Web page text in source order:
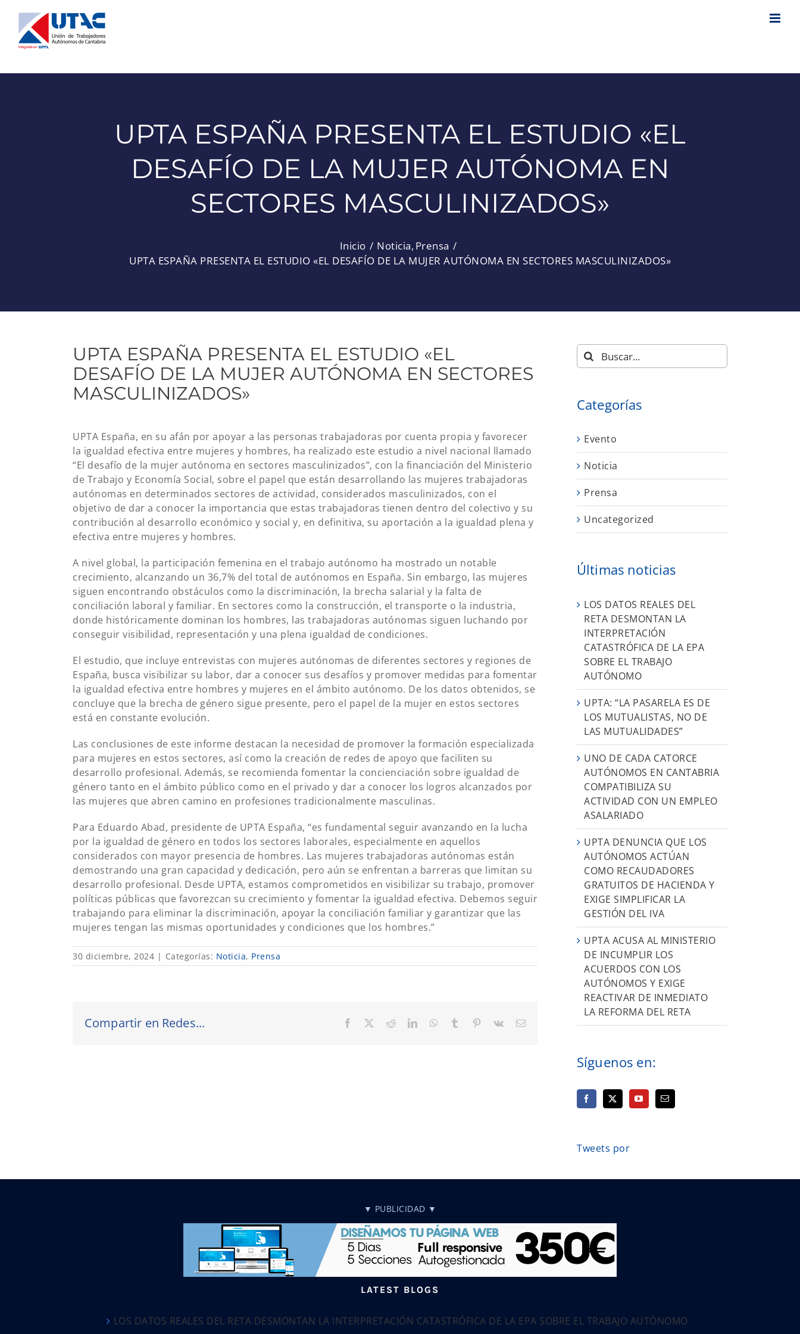
contenido
UPTA ESPAÑA PRESENTA EL ESTUDIO «EL
DESAFÍO DE LA MUJER AUTÓNOMA EN
SECTORES MASCULINIZADOS»
Inicio Noticia Prensa
UPTA ESPAÑA PRESENTA EL ESTUDIO «EL DESAFÍO DE LA MUJER AUTÓNOMA EN SECTORES MASCULINIZADOS»
UPTA ESPAÑA PRESENTA EL ESTUDIO «EL
DESAFÍO DE LA MUJER AUTÓNOMA EN SECTORES
MASCULINIZADOS»
UPTA España, en su afán por apoyar a las personas trabajadoras por cuenta propia y favorecer
la igualdad efectiva entre mujeres y hombres, ha realizado este estudio a nivel nacional llamado
“El desafío de la mujer autónoma en sectores masculinizados”, con la financiación del Ministerio
de Trabajo y Economía Social, sobre el papel que están desarrollando las mujeres trabajadoras
autónomas en determinados sectores de actividad, considerados masculinizados, con el
objetivo de dar a conocer la importancia que estas trabajadoras tienen dentro del colectivo y su
contribución al desarrollo económico y social y, en definitiva, su aportación a la igualdad plena y
efectiva entre mujeres y hombres.
A nivel global, la participación femenina en el trabajo autónomo ha mostrado un notable
crecimiento, alcanzando un 36,7% del total de autónomos en España. Sin embargo, las mujeres
siguen encontrando obstáculos como la discriminación, la brecha salarial y la falta de
conciliación laboral y familiar. En sectores como la construcción, el transporte o la industria,
donde históricamente dominan los hombres, las trabajadoras autónomas siguen luchando por
conseguir visibilidad, representación y una plena igualdad de condiciones.
El estudio, que incluye entrevistas con mujeres autónomas de diferentes sectores y regiones de
España, busca visibilizar su labor, dar a conocer sus desafíos y promover medidas para fomentar
la igualdad efectiva entre hombres y mujeres en el ámbito autónomo. De los datos obtenidos, se
concluye que la brecha de género sigue presente, pero el papel de la mujer en estos sectores
está en constante evolución.
Las conclusiones de este informe destacan la necesidad de promover la formación especializada
para mujeres en estos sectores, así como la creación de redes de apoyo que faciliten su
desarrollo profesional. Además, se recomienda fomentar la concienciación sobre igualdad de
género tanto en el ámbito público como en el privado y dar a conocer los logros alcanzados por
las mujeres que abren camino en profesiones tradicionalmente masculinas.
Para Eduardo Abad, presidente de UPTA España, “es fundamental seguir avanzando en la lucha
por la igualdad de género en todos los sectores laborales, especialmente en aquellos
considerados con mayor presencia de hombres. Las mujeres trabajadoras autónomas están
demostrando una gran capacidad y dedicación, pero aún se enfrentan a barreras que limitan su
desarrollo profesional. Desde UPTA, estamos comprometidos en visibilizar su trabajo, promover
políticas públicas que favorezcan su crecimiento y fomentar la igualdad efectiva. Debemos seguir
trabajando para eliminar la discriminación, apoyar la conciliación familiar y garantizar que las
mujeres tengan las mismas oportunidades y condiciones que los hombres.”
30 diciembre, 2024 | Categorías: Noticia, Prensa
Compartir en Redes... Facebook RedditLinkedInWhatsApp
Tumblr Pinterest
Vk
Correo
Buscar:
Categorías
Evento
Noticia
Prensa
Uncategorized
Últimas noticias
LOS DATOS REALES DEL
RETA DESMONTAN LA
INTERPRETACIÓN
CATASTRÓFICA DE LA EPA
SOBRE EL TRABAJO
AUTÓNOMO
UPTA: “LA PASARELA ES DE
LOS MUTUALISTAS, NO DE
LAS MUTUALIDADES”
UNO DE CADA CATORCE
AUTÓNOMOS EN CANTABRIA
COMPATIBILIZA SU
ACTIVIDAD CON UN EMPLEO
ASALARIADO
UPTA DENUNCIA QUE LOS
AUTÓNOMOS ACTÚAN
COMO RECAUDADORES
GRATUITOS DE HACIENDA Y
EXIGE SIMPLIFICAR LA
GESTIÓN DEL IVA
UPTA ACUSA AL MINISTERIO
DE INCUMPLIR LOS
ACUERDOS CON LOS
AUTÓNOMOS Y EXIGE
REACTIVAR DE INMEDIATO
LA REFORMA DEL RETA
Síguenos en:
Tweets por
▼ PUBLICIDAD ▼
LATEST BLOGS
LOS DATOS REALES DEL RETA DESMONTAN LA INTERPRETACIÓN CATASTRÓFICA DE LA EPA SOBRE EL TRABAJO AUTÓNOMO